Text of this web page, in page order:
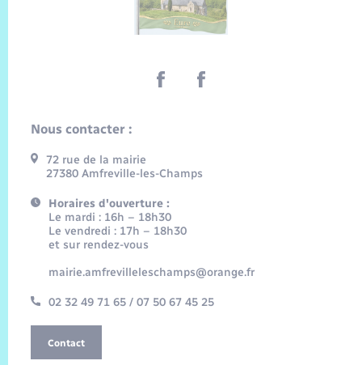
Nous contacter :
72 rue de la mairie
27380 Amfreville-les-Champs
Horaires d'ouverture :
Le mardi : 16h – 18h30
Le vendredi : 17h – 18h30
et sur rendez-vous
mairie.amfrevilleleschamps@orange.fr
02 32 49 71 65 / 07 50 67 45 25
Contact